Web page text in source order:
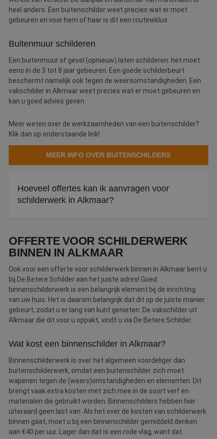
heel anders. Een buitenschilder weet precies wat er moet
gebeuren en voor hem of haar is dit een routineklus.
Buitenmuur schilderen
Een buitenmuur of gevel (opnieuw) laten schilderen: het moet
eens in de 3 tot 8 jaar gebeuren. Een goede schilderbeurt
beschermt namelijk ook tegen de weersomstandigheden. Een
vakschilder in Alkmaar weet precies wat er moet gebeuren en
kan u goed advies geven.
Meer weten over de werkzaamheden van een buitenschilder?
Klik dan op onderstaande link!
MEER INFO OVER BUITENSCHILDERS
Hoeveel offertes kan ik aanvragen voor
schilderwerk in Alkmaar?
schildersbedrijven in Alkmaar.
OFFERTE VOOR SCHILDERWERK
BINNEN IN ALKMAAR
Ook voor een offerte voor schilderwerk binnen in Alkmaar bent u
bij De Betere Schilder aan het juiste adres! Goed
binnenschilderwerk is een belangrijk element bij de inrichting
van uw huis. Het is daarom belangrijk dat dit op de juiste manier
gebeurt, zodat u er lang van kunt genieten. De vakschilder uit
Alkmaar die dit voor u oppakt, vindt u via De Betere Schilder.
Wat kost een binnenschilder in Alkmaar?
Binnenschilderwerk is over het algemeen voordeliger dan
buitenschilderwerk, omdat een buitenschilder zich moet
wapenen tegen de (weers)omstandigheden en elementen. Dit
brengt vaak extra kosten met zich mee in de soort verf en
materialen die gebruikt worden. Binnenschilders hebben hier
uiteraard geen last van. Als het over de kosten van schilderwerk
binnen gaat, moet u bij een binnenschilder gemiddeld denken
aan €40 per uur. Lager dan dat is een rode vlag, want dat